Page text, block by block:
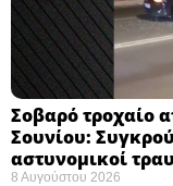
Σοβαρό τροχαίο
Σουνίου:
αστυνομικοί
8 Αυγούστου 2026